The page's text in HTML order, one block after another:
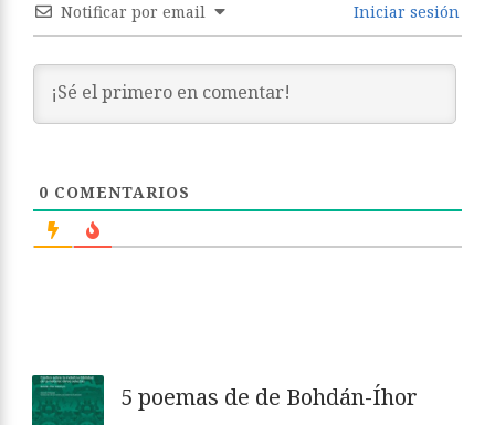
Notificar por email Iniciar sesión
0 COMENTARIOS
5 poemas de de Bohdán-Íhor